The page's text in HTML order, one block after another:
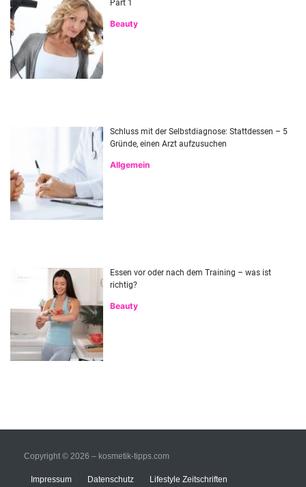
Part 1
Beauty
Schluss mit der Selbstdiagnose: Stattdessen – 5
Gründe, einen Arzt aufzusuchen
Allgemein
Essen vor oder nach dem Training – was ist
richtig?
Beauty
Copyright © 2026 – kosmetik-tipps.com
Impressum Datenschutz Lifestyle Zeitschriften